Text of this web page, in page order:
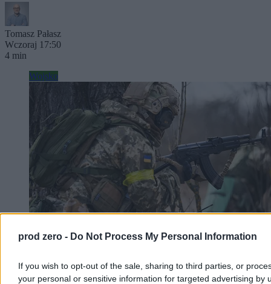
prod zero - Do Not Process My Personal Information
If you wish to opt-out of the sale, sharing to third parties, or
your personal or sensitive information for targeted advertising by
Tomasz Pałasz
Wczoraj 17:50
4 min
Wojsko
Ilu żołnierzy brakuje Ukrainie? Pomysł PiS